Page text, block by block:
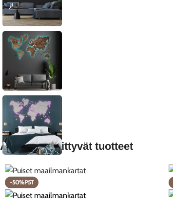
Aiheeseen liittyvät tuotteet
-50%P5T